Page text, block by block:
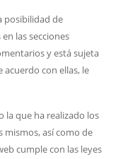
posibilidad de
las secciones
y está sujeta
acuerdo con ellas, le
la que ha realizado los
mismos, así como de
cumple con las leyes